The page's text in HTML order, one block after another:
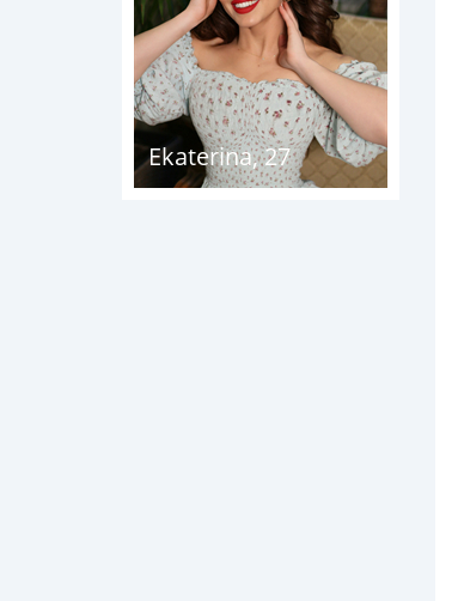
Ekaterina,27